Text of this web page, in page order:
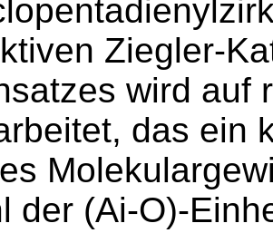
Ziegler-
wird auf
das ein
der (Ai-O)-